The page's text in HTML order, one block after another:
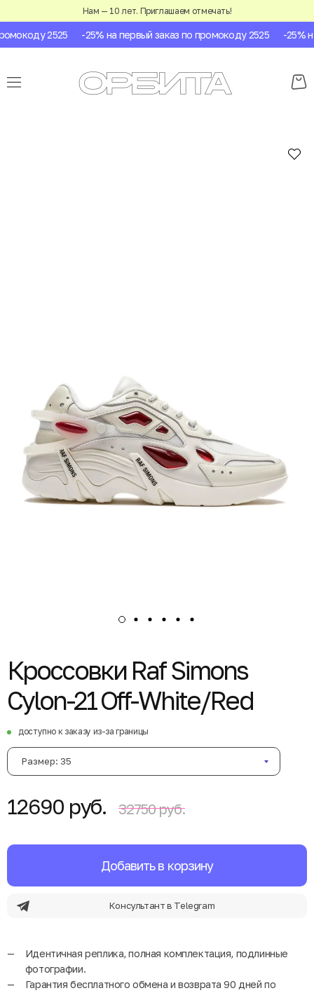
Нам — 10 лет. Приглашаем отмечать!
2525 -25% на первый заказ по промокоду 2525 -25%
Кроссовки Raf Simons
Cylon-21 Off-White/Red
доступно к заказу из-за границы
Размер: 35
12690 руб. 32750 руб.
Добавить в корзину
Консультант в Telegram
Идентичная реплика, полная комплектация, подлинные
фотографии.
Гарантия бесплатного обмена и возврата 90 дней по